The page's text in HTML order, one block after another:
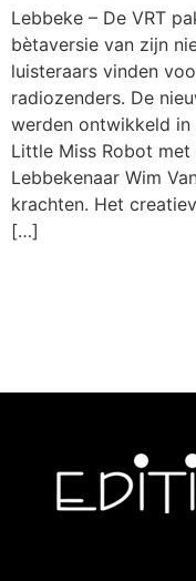
Lebbeke – De VRT
bètaversie van zijn
luisteraars vinden
radiozenders. De
werden ontwikkeld in
Little Miss Robot
Lebbekenaar Wim
krachten. Het
[…]